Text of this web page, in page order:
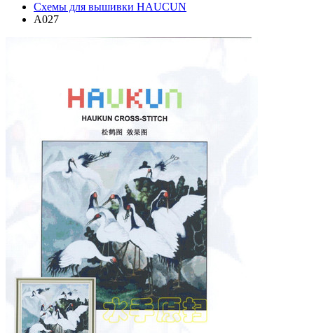
Схемы для вышивки HAUCUN
A027